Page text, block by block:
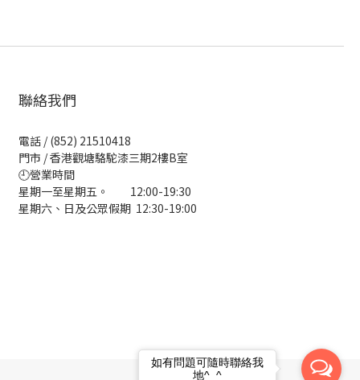
聯絡我們
電話 / (852) 21510418
門市 / 香港觀塘駱駝漆三期2樓B室
🕘營業時間
星期一至星期五。 12:00-19:30
星期六、日及公眾假期 12:30-19:00
如有問題可隨時聯絡我
地^_^